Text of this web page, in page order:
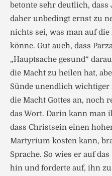
betonte sehr deutlich,
daher unbedingt ernst zu
nichts sei, was man auf
könne. Gut auch, dass
„Hauptsache gesund“
die Macht zu heilen hat,
Sünde unendlich wichtiger
die Macht Gottes an, noch
das Wort. Darin kann man
dass Christsein einen
Martyrium kosten kann,
Sprache. So wies er auf
hin und forderte auf, ihn